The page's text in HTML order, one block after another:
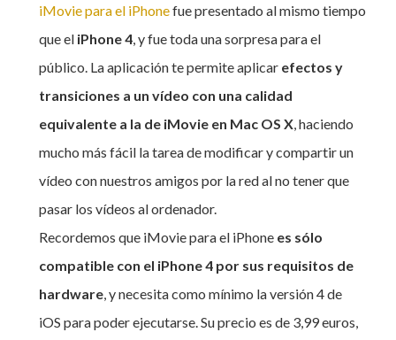
iMovie para el iPhonefue presentado al mismo tiempo
que el iPhone 4 , y fue toda una sorpresa para el
público. La aplicación te permite aplicar efectos y
transiciones a un vídeo con una calidad
equivalente a la de iMovie en Mac OS X , haciendo
mucho más fácil la tarea de modificar y compartir un
vídeo con nuestros amigos por la red al no tener que
pasar los vídeos al ordenador.
Recordemos que iMovie para el iPhone es sólo
compatible con el iPhone 4 por sus requisitos de
hardware , y necesita como mínimo la versión 4 de
iOS para poder ejecutarse. Su precio es de 3,99 euros,